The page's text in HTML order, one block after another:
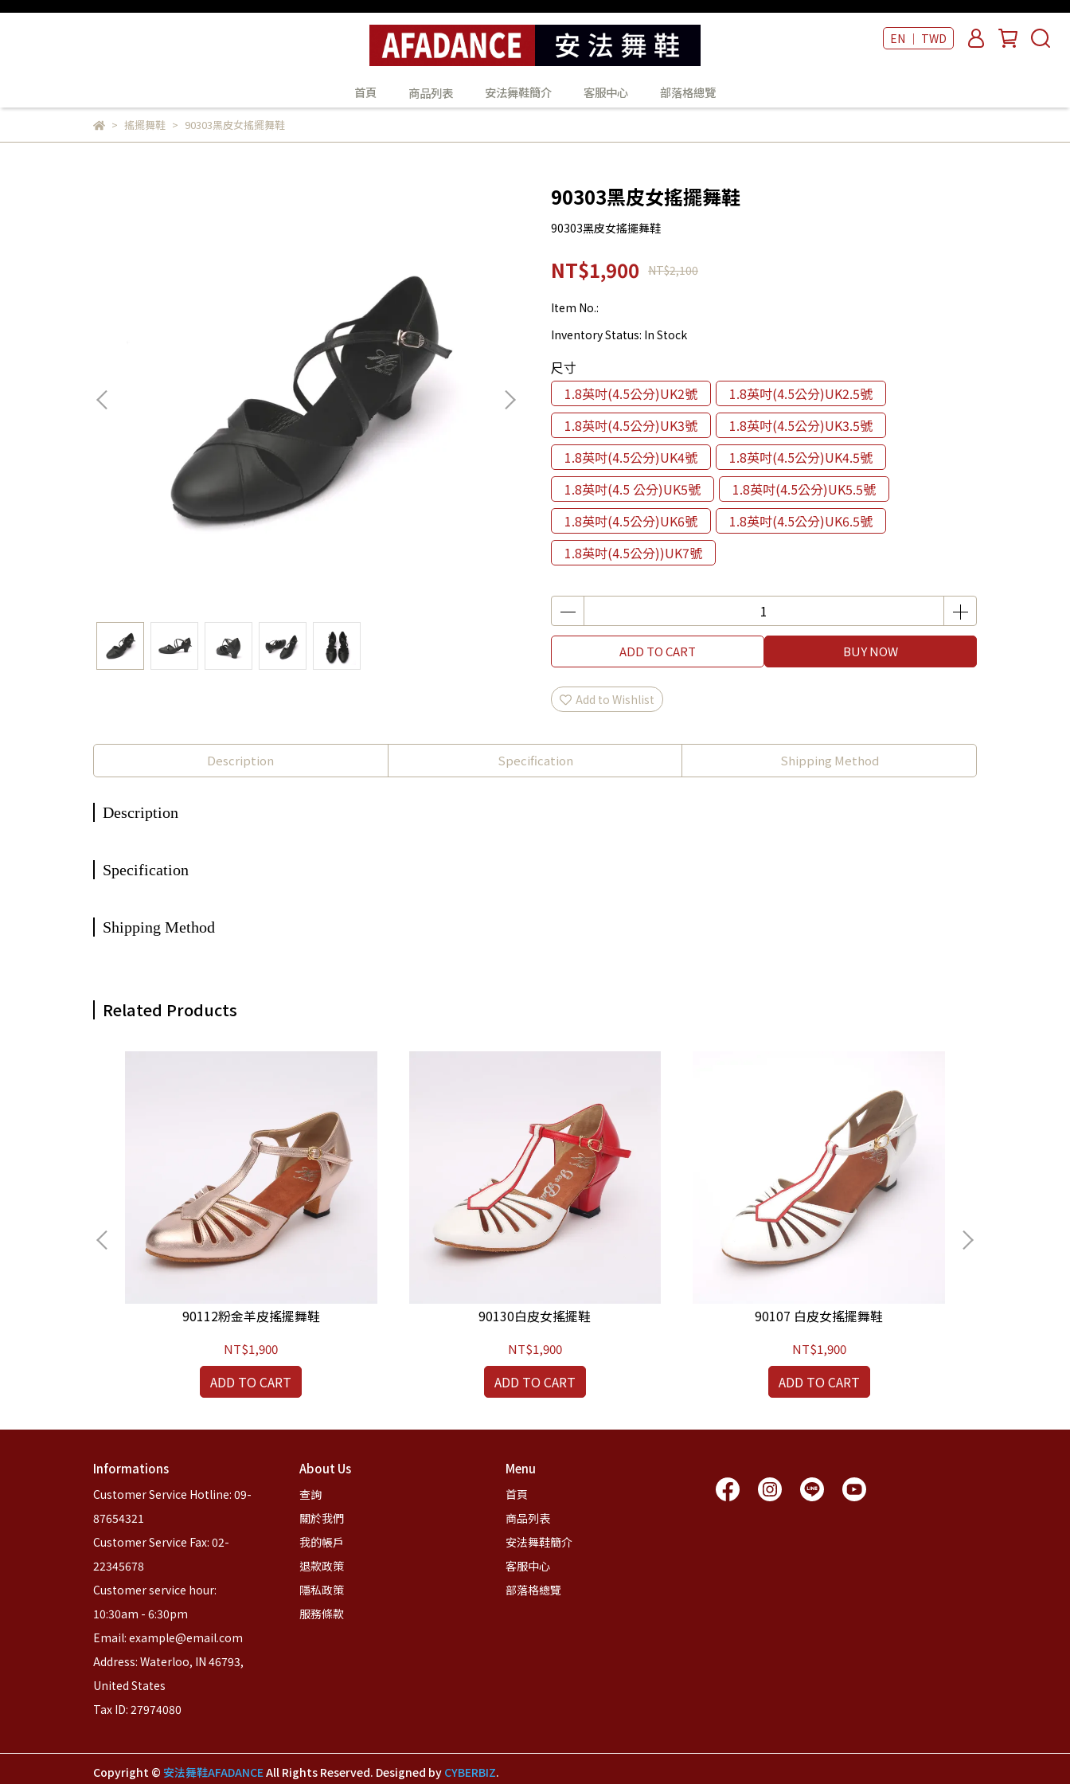
EN ｜ TWD
首頁 商品列表 安法舞鞋簡介 客服中心 部落格總覽
搖擺舞鞋 90303黑皮女搖擺舞鞋
90303黑皮女搖擺舞鞋
90303黑皮女搖擺舞鞋
NT$1,900 NT$2,100
Item No.:
Inventory Status: In Stock
尺寸
1.8英吋(4.5公分)UK2號
1.8英吋(4.5公分)UK2.5號
1.8英吋(4.5公分)UK3號
1.8英吋(4.5公分)UK3.5號
1.8英吋(4.5公分)UK4號
1.8英吋(4.5公分)UK4.5號
1.8英吋(4.5 公分)UK5號
1.8英吋(4.5公分)UK5.5號
1.8英吋(4.5公分)UK6號
1.8英吋(4.5公分)UK6.5號
1.8英吋(4.5公分))UK7號
ADD TO CART BUY NOW
Add to Wishlist
Description Specification Shipping Method
Description
Specification
Shipping Method
Related Products
90112粉金羊皮搖擺舞鞋
NT$1,900
ADD TO CART
90130白皮女搖擺鞋
NT$1,900
ADD TO CART
90107 白皮女搖擺舞鞋
NT$1,900
ADD TO CART
Informations
Customer Service Hotline: 09-
87654321
Customer Service Fax: 02-
22345678
Customer service hour:
10:30am - 6:30pm
Email: example@email.com
Address: Waterloo, IN 46793,
United States
Tax ID: 27974080
About Us
查詢
關於我們
我的帳戶
退款政策
隱私政策
服務條款
Menu
首頁
商品列表
安法舞鞋簡介
客服中心
部落格總覽
Copyright © 安法舞鞋AFADANCEAll Rights Reserved. Designed by CYBERBIZ.